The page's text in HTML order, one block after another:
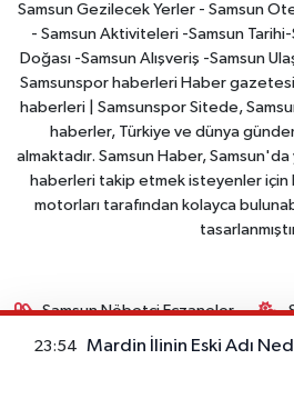
Samsun Gezilecek Yerler - Samsun
- Samsun Aktiviteleri -Samsun
Doğası -Samsun Alışveriş -Samsun
Samsunspor haberleri Haber
haberleri | Samsunspor Sitede,
haberler, Türkiye ve dünya
almaktadır. Samsun Haber,
haberleri takip etmek isteyenler için
motorları tarafından kolayca
Samsun Nöbetçi Eczaneler
23:54 Mardin İlinin Eski Adı